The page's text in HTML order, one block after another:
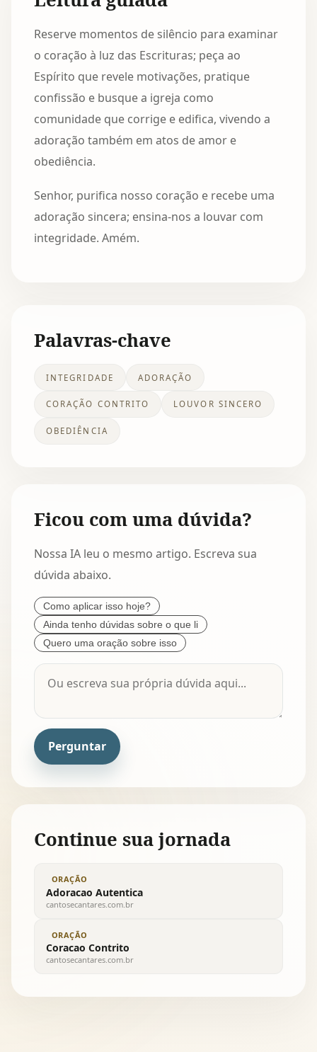
Reserve momentos de silêncio para examinar
o coração à luz das Escrituras; peça ao
Espírito que revele motivações, pratique
confissão e busque a igreja como
comunidade que corrige e edifica, vivendo a
adoração também em atos de amor e
obediência.
Senhor, purifica nosso coração e recebe uma
adoração sincera; ensina-nos a louvar com
integridade. Amém.
Palavras-chave
INTEGRIDADE ADORAÇÃO
CORAÇÃO CONTRITO LOUVOR SINCERO
OBEDIÊNCIA
Ficou com uma dúvida?
Nossa IA leu o mesmo artigo. Escreva sua
dúvida abaixo.
Como aplicar isso hoje?
Ainda tenho dúvidas sobre o que li
Quero uma oração sobre isso
Perguntar
Continue sua jornada
ORAÇÃO
Adoracao Autentica
cantosecantares.com.br
ORAÇÃO
Coracao Contrito
cantosecantares.com.br